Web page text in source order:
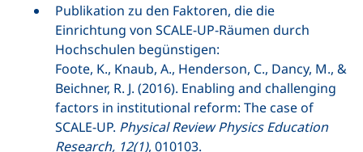
Publikation zu den Faktoren, die die
Einrichtung von SCALE-UP-Räumen durch
Hochschulen begünstigen:
Foote, K., Knaub, A., Henderson, C., Dancy, M., &
Beichner, R. J. (2016). Enabling and challenging
factors in institutional reform: The case of
SCALE-UP. Physical Review Physics Education
Research, 12(1), 010103.